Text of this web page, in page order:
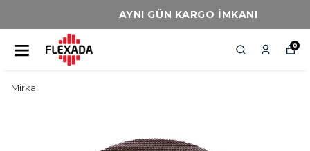
AYNI GÜN KARGO İMKANI
0
Mirka